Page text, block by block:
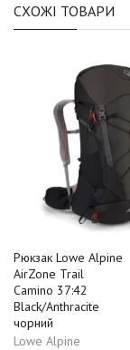
СХОЖІ ТОВАРИ
Рюкзак Lowe Alpine
AirZone Trail
Camino 37:42
Black/Anthracite
чорний
Lowe Alpine